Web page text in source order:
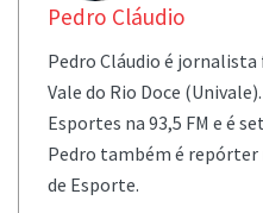
Pedro Cláudio
Pedro Cláudio é
Vale do Rio Doce
Esportes na 93,5 FM e é
Pedro também é
de Esporte.